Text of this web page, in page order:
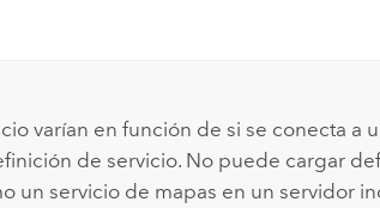
varían en función de si se conecta a
de servicio. No puede cargar
un servicio de mapas en un servidor